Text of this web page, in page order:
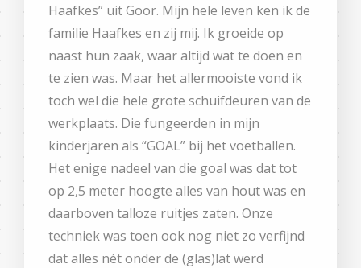
Haafkes” uit Goor. Mijn hele leven ken ik de
familie Haafkes en zij mij. Ik groeide op
naast hun zaak, waar altijd wat te doen en
te zien was. Maar het allermooiste vond ik
toch wel die hele grote schuifdeuren van de
werkplaats. Die fungeerden in mijn
kinderjaren als “GOAL” bij het voetballen.
Het enige nadeel van die goal was dat tot
op 2,5 meter hoogte alles van hout was en
daarboven talloze ruitjes zaten. Onze
techniek was toen ook nog niet zo verfijnd
dat alles nét onder de (glas)lat werd